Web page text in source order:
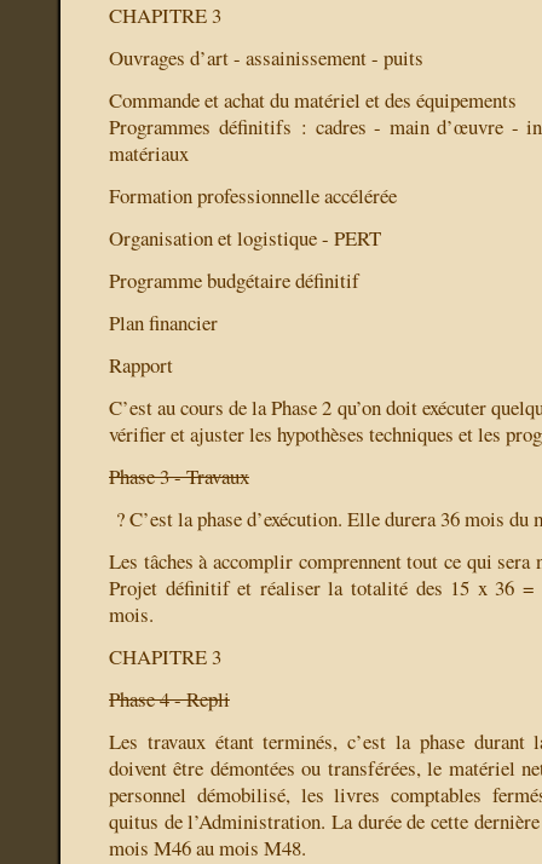
CHAPITRE 3
Ouvrages d’art - assainissement - puits
Commande et achat du matériel et des équipements
Programmes définitifs : cadres - main d’œuvre -
matériaux
Formation professionnelle accélérée
Organisation et logistique - PERT
Programme budgétaire définitif
Plan financier
Rapport
C’est au cours de la Phase 2 qu’on doit exécuter
vérifier et ajuster les hypothèses techniques et les
Phase 3 - Travaux
?C’est la phase d’exécution. Elle durera 36 mois du
Les tâches à accomplir comprennent tout ce qui sera
Projet définitif et réaliser la totalité des 15 x 36 =
mois.
CHAPITRE 3
Phase 4 - Repli
Les travaux étant terminés, c’est la phase durant
doivent être démontées ou transférées, le matériel
personnel démobilisé, les livres comptables
quitus de l’Administration. La durée de cette
mois M46 au mois M48.